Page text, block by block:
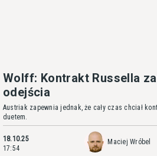
Wolff: Kontrakt Russella
odejścia
Austriak zapewnia jednak, że cały czas chciał
duetem.
18.10.25
17:54
Maciej Wróbel